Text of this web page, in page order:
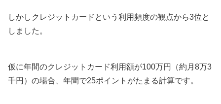
しかしクレジットカードという利用頻度の観点から3位と
しました。
仮に年間のクレジットカード利用額が100万円（約月8万3
千円）の場合、年間で25ポイントがたまる計算です。